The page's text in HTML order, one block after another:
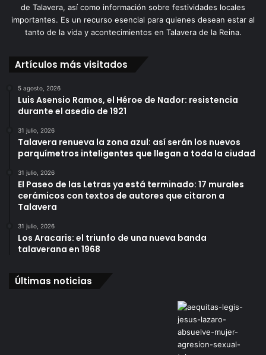
de Talavera, así como información sobre festividades locales
importantes. Es un recurso esencial para quienes desean estar al
tanto de la vida y acontecimientos en Talavera de la Reina.
Artículos más visitados
5 agosto, 2026
Luis Asensio Ramos, el Héroe de Nador: resistencia
durante el asedio de 1921
31 julio, 2026
Talavera renueva la zona azul: así serán los nuevos
parquímetros inteligentes que llegan a toda la ciudad
31 julio, 2026
El Paseo de las Letras ya está terminado: 17 murales
cerámicos con textos de autores que citaron a
Talavera
31 julio, 2026
Los Aracaris: el triunfo de una nueva banda
talaverana en 1968
Últimas noticias